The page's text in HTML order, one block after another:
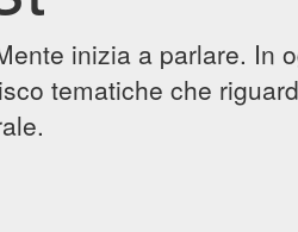
inizia a parlare. In
tematiche che